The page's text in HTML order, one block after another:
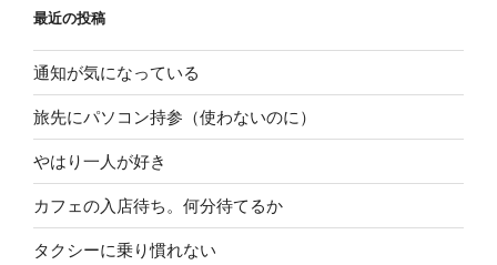
最近の投稿
通知が気になっている
旅先にパソコン持参（使わないのに）
やはり一人が好き
カフェの入店待ち。何分待てるか
タクシーに乗り慣れない